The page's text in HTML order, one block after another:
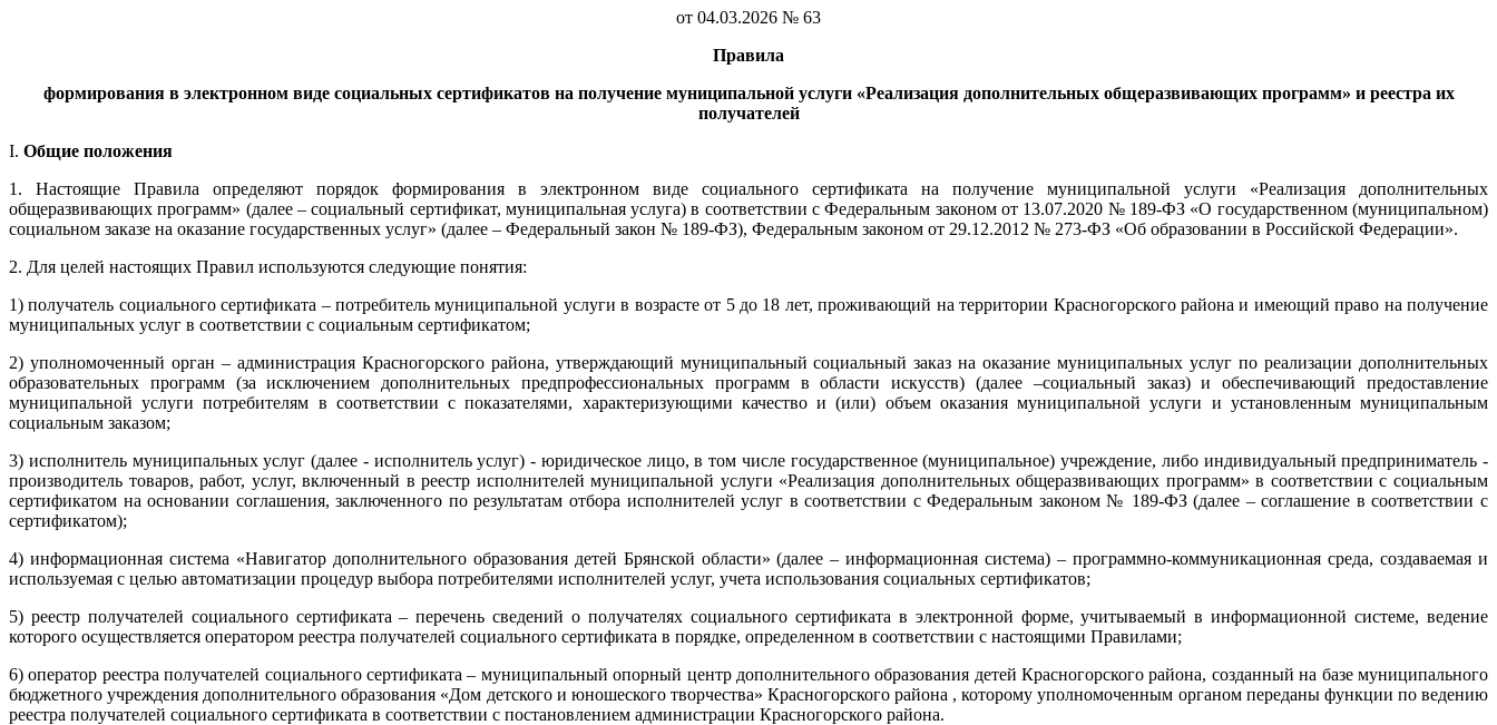
от 04.03.2026 № 63
Правила
формирования в электронном виде социальных сертификатов на получение муниципальной услуги «Реализация дополнительных общеразвивающих программ» и реестра их
получателей
I. Общие положения
1. Настоящие Правила определяют порядок формирования в электронном виде социального сертификата на получение муниципальной услуги «Реализация дополнительных
общеразвивающих программ» (далее – социальный сертификат, муниципальная услуга) в соответствии с Федеральным законом от 13.07.2020 № 189-ФЗ «О государственном (муниципальном)
социальном заказе на оказание государственных услуг» (далее – Федеральный закон № 189-ФЗ), Федеральным законом от 29.12.2012 № 273-ФЗ «Об образовании в Российской Федерации».
2. Для целей настоящих Правил используются следующие понятия:
1) получатель социального сертификата – потребитель муниципальной услуги в возрасте от 5 до 18 лет, проживающий на территории Красногорского района и имеющий право на получение
муниципальных услуг в соответствии с социальным сертификатом;
2) уполномоченный орган – администрация Красногорского района, утверждающий муниципальный социальный заказ на оказание муниципальных услуг по реализации дополнительных
образовательных программ (за исключением дополнительных предпрофессиональных программ в области искусств) (далее –социальный заказ) и обеспечивающий предоставление
муниципальной услуги потребителям в соответствии с показателями, характеризующими качество и (или) объем оказания муниципальной услуги и установленным муниципальным
социальным заказом;
3) исполнитель муниципальных услуг (далее - исполнитель услуг) - юридическое лицо, в том числе государственное (муниципальное) учреждение, либо индивидуальный предприниматель -
производитель товаров, работ, услуг, включенный в реестр исполнителей муниципальной услуги «Реализация дополнительных общеразвивающих программ» в соответствии с социальным
сертификатом на основании соглашения, заключенного по результатам отбора исполнителей услуг в соответствии с Федеральным законом № 189-ФЗ (далее – соглашение в соответствии с
сертификатом);
4) информационная система «Навигатор дополнительного образования детей Брянской области» (далее – информационная система) – программно-коммуникационная среда, создаваемая и
используемая с целью автоматизации процедур выбора потребителями исполнителей услуг, учета использования социальных сертификатов;
5) реестр получателей социального сертификата – перечень сведений о получателях социального сертификата в электронной форме, учитываемый в информационной системе, ведение
которого осуществляется оператором реестра получателей социального сертификата в порядке, определенном в соответствии с настоящими Правилами;
6) оператор реестра получателей социального сертификата – муниципальный опорный центр дополнительного образования детей Красногорского района, созданный на базе муниципального
бюджетного учреждения дополнительного образования «Дом детского и юношеского творчества» Красногорского района , которому уполномоченным органом переданы функции по ведению
реестра получателей социального сертификата в соответствии с постановлением администрации Красногорского района.